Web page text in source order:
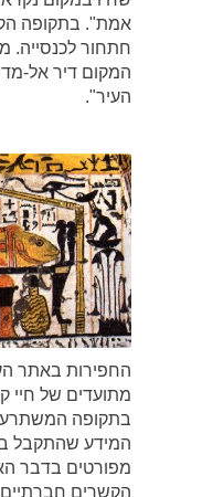
אמת". בתקופה
חתחור לכנסייה.
המקום דיר אל-
העיר".
החפירות באתר
מתועדים של חיי
המידע שהתקבל
מפורטים בדבר
הקשרים